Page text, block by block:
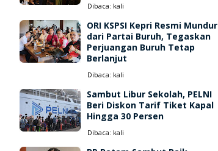
Dibaca: kali
ORI KSPSI Kepri Resmi Mundur
dari Partai Buruh, Tegaskan
Perjuangan Buruh Tetap
Berlanjut
Dibaca: kali
Sambut Libur Sekolah, PELNI
Beri Diskon Tarif Tiket Kapal
Hingga 30 Persen
Dibaca: kali